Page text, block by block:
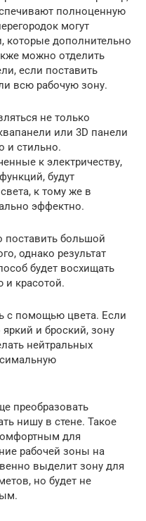
полноценную
могут
которые дополнительно
можно отделить
если поставить
всю рабочую зону.
не только
или 3D панели
и стильно.
к электричеству,
будут
к тому же в
эффектно.
поставить большой
однако результат
будет восхищать
и красотой.
с помощью цвета. Если
яркий и броский, зону
нейтральных
преобразовать
нишу в стене. Такое
для
рабочей зоны на
выделит зону для
но будет не